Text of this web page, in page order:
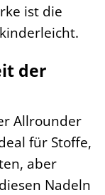
ist die
der
Allrounder
für Stoffe,
aber
Nadeln